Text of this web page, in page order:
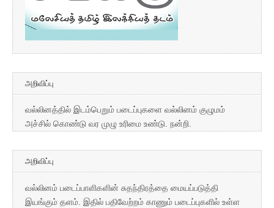
அறிவிப்பு
வல்லினத்தில் இடம்பெறும் படைப்புகளை வல்லினம் குழுமம்
அச்சில் கொண்டு வர முழு உரிமை உண்டு. நன்றி.
அறிவிப்பு
வல்லினம் படைப்பாளிகளின் சுதந்திரத்தை மையப்படுத்தி
இயங்கும் தளம். இதில் பதிவேற்றம் காணும் படைப்புகளில் உள்ள